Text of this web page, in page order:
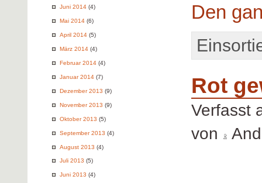
Juni 2014 (4)
Mai 2014 (6)
April 2014 (5)
März 2014 (4)
Februar 2014 (4)
Januar 2014 (7)
Dezember 2013 (9)
November 2013 (9)
Oktober 2013 (5)
September 2013 (4)
August 2013 (4)
Juli 2013 (5)
Juni 2013 (4)
Den
Rot
Verfasst
von